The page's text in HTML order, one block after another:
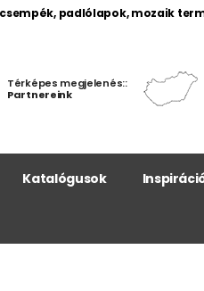
csempék, padlólapok, mozaik
Térképes megjelenés::
Partnereink
Katalógusok